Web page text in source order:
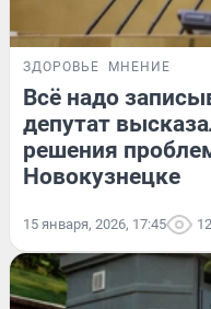
ЗДОРОВЬЕ МНЕНИЕ
Всё надо
депутат
решения
Новокузнецке
15 января, 2026, 17:45